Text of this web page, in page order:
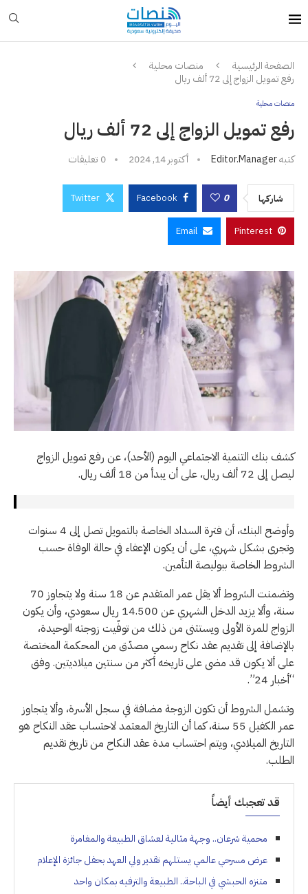
الصفحة الرئيسية
منصات محلية
رفع تمويل الزواج إلى 72 ألف ريال
منصات محلية
رفع تمويل الزواج إلى 72 ألف ريال
كتبهEditor.manager أكتوبر 14, 2024 0 تعليقات
شاركها 0
Facebook
Twitter
Pinterest
Email
كشف بنك التنمية الاجتماعي اليوم (الأحد)، عن رفع تمويل الزواج
ليصل إلى 72 ألف ريال، على أن يبدأ من 18 ألف ريال.
وأوضح البنك، أن فترة السداد الخاصة بالتمويل تصل إلى 4 سنوات
وتجرى بشكل شهري، على أن يكون الإعفاء في حالة الوفاة حسب
الشروط الخاصة ببوليصة التأمين.
وتضمنت الشروط ألا يقل عمر المتقدم عن 18 سنة ولا يتجاوز 70
سنة، وألا يزيد الدخل الشهري عن 14.500 ريال سعودي، وأن يكون
الزواج للمرة الأولى ويستثنى من ذلك من توفّيت زوجته الوحيدة،
بالإضافة إلى تقديم عقد نكاح رسمي مصدّق من المحكمة المختصة
على ألا يكون قد مضى على تاريخه أكثر من سنتين ميلاديتين. وفق
“أخبار 24”.
وتشمل الشروط أن تكون الزوجة مضافة في سجل الأسرة، وألا يتجاوز
عمر الكفيل 55 سنة، كما أن التاريخ المعتمد لاحتساب عقد النكاح هو
التاريخ الميلادي، ويتم احتساب مدة عقد النكاح من تاريخ تقديم
الطلب.
قد تعجبك أيضاً
محمية شرعان.. وجهة مثالية لعشاق الطبيعة والمغامرة
عرض مسرحي عالمي يستلهم تقدير ولي العهد بحفل جائزة الإعلام
متنزه الحبشي في الباحة.. الطبيعة والترفيه بمكان واحد